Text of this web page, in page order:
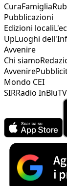
CuraFamiglia
Pubblicazioni
Edizioni locali
UpLuoghi
Avvenire
Chi siamo
Avvenire
Mondo CEI
SIRRadio InBlu